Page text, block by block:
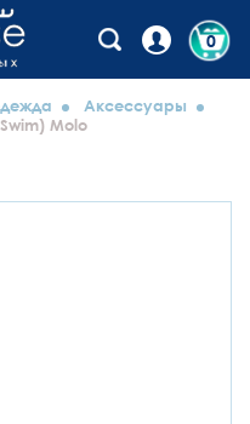
0
Аксессуары
Molo